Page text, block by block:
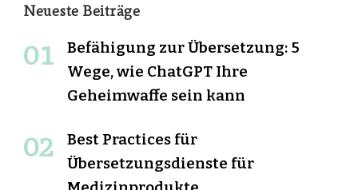
Neueste Beiträge
Befähigung zur Übersetzung: 5
Wege, wie ChatGPT Ihre
Geheimwaffe sein kann
Best Practices für
Übersetzungsdienste für